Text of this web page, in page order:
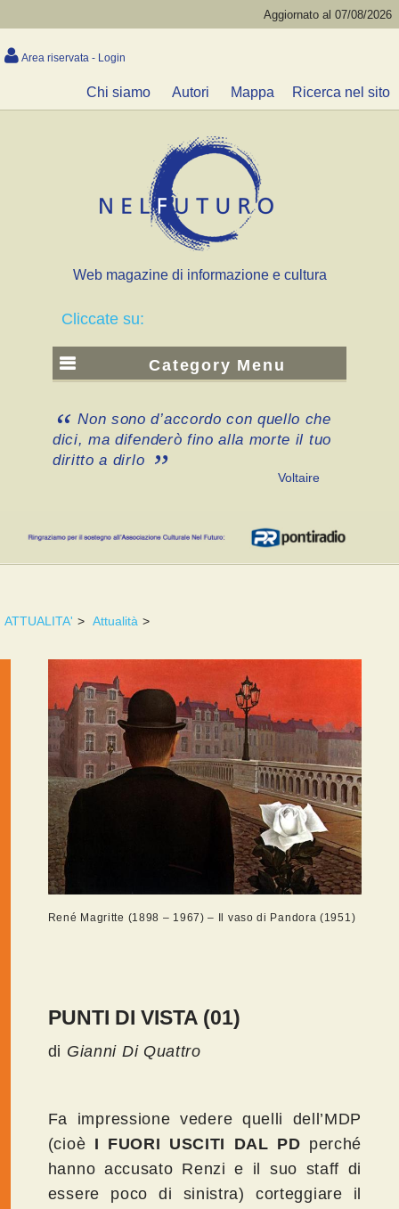
Aggiornato al 07/08/2026
Area riservata - Login
Chi siamo Autori Mappa Ricerca nel sito
Web magazine di informazione e cultura
Cliccate su:
Category Menu
Non sono d’accordo con quello che
dici, ma difenderò fino alla morte il tuo
diritto a dirlo
Voltaire
ATTUALITA' > Attualità >
René Magritte (1898 – 1967) – Il vaso di Pandora (1951)
PUNTI DI VISTA (01)
di Gianni Di Quattro
Fa impressione vedere quelli dell’MDP
(cioè I FUORI USCITI DAL PD perché
hanno accusato Renzi e il suo staff di
essere poco di sinistra) corteggiare il